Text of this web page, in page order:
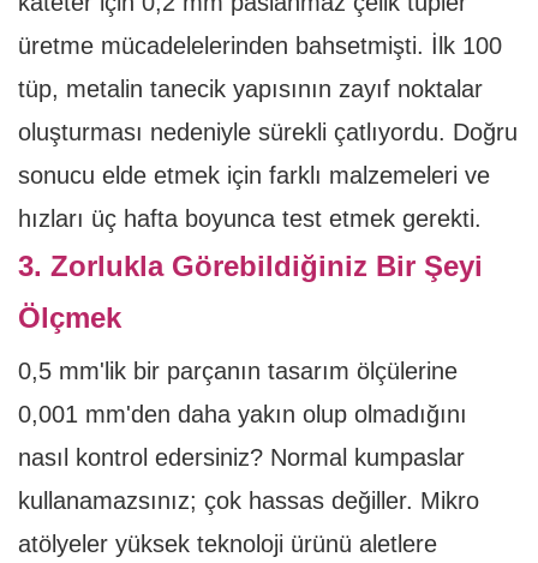
üretme mücadelelerinden bahsetmişti. İlk 100
tüp, metalin tanecik yapısının zayıf noktalar
oluşturması nedeniyle sürekli çatlıyordu. Doğru
sonucu elde etmek için farklı malzemeleri ve
hızları üç hafta boyunca test etmek gerekti.
3. Zorlukla Görebildiğiniz Bir Şeyi
Ölçmek
0,5 mm'lik bir parçanın tasarım ölçülerine
0,001 mm'den daha yakın olup olmadığını
nasıl kontrol edersiniz? Normal kumpaslar
kullanamazsınız; çok hassas değiller. Mikro
atölyeler yüksek teknoloji ürünü aletlere